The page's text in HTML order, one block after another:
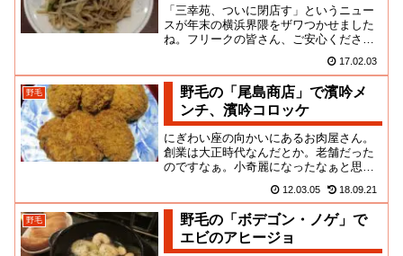
「三幸苑、ついに閉店す」というニュー
スが年末の横浜界隈をザワつかせました
ね。フリークの皆さん、ご安心くださ
顛末だったようです。あの一画で...17.02.03
野毛
野毛の「尾島商店」で濱吟メ
ンチ、濱吟コロッケ
にぎわい座の向かいにあるお肉屋さん。
創業は大正時代なんだとか。老舗だった
のですなぁ。小奇麗になったなぁと思っ
店して、バリバリ営業してるみ...
12.03.05 18.09.21
野毛
野毛の「ボデゴン・ノゲ」で
エビのアヒージョ